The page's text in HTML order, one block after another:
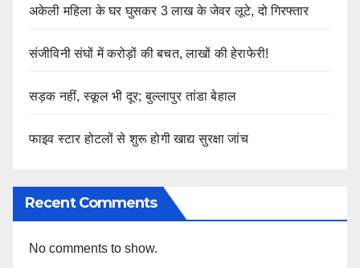
अकेली महिला के घर घुसकर 3 लाख के जेवर लूटे, दो गिरफ्तार
संजीविनी संघों में करोड़ों की बचत, लाखों की हेराफेरी!
सड़क नहीं, स्कूल भी दूर; बुल्लापुर तांडा बेहाल
फाइव स्टार होटलों से शुरू होगी खाद्य सुरक्षा जांच
Recent Comments
No comments to show.